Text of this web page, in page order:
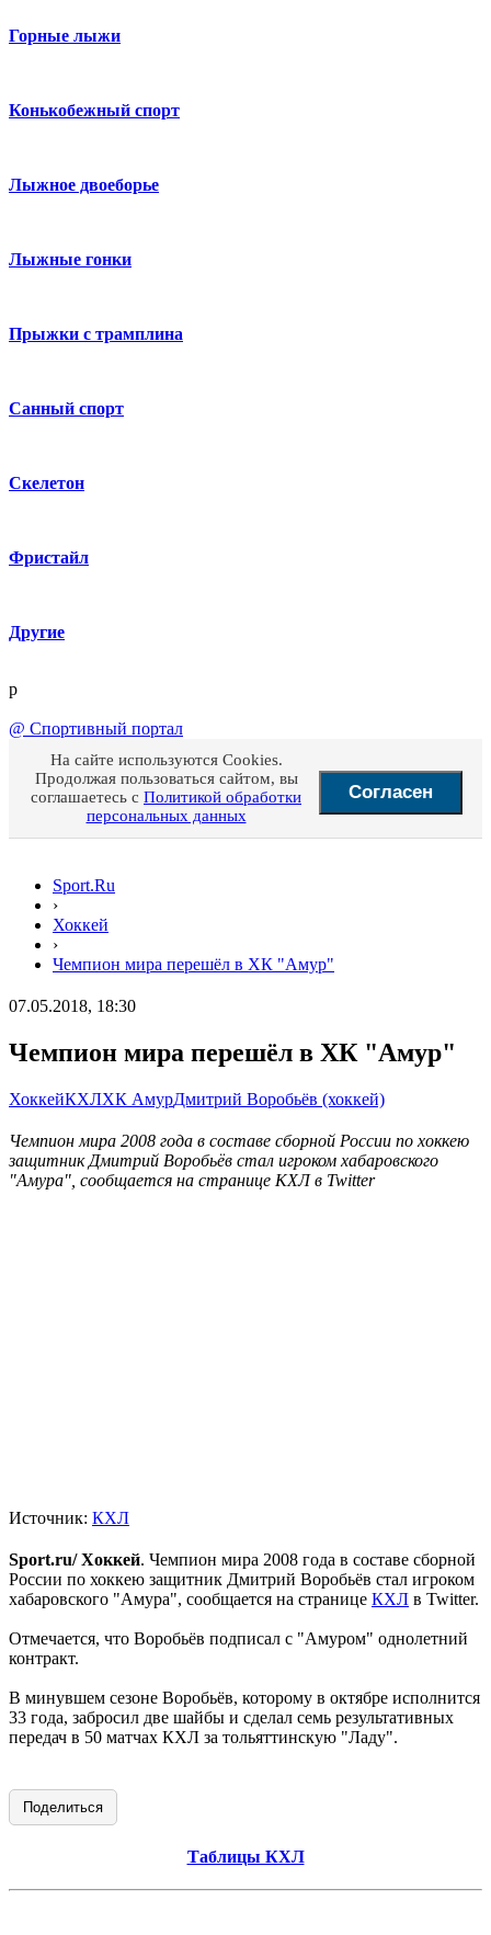
Горные лыжи
Конькобежный спорт
Лыжное двоеборье
Лыжные гонки
Прыжки с трамплина
Санный спорт
Скелетон
Фристайл
Другие
p
@ Спортивный портал
На сайте используются Cookies.
Продолжая пользоваться сайтом, вы
соглашаетесь с Политикой обработки
персональных данных
Согласен
Sport.Ru
›
Хоккей
›
Чемпион мира перешёл в ХК "Амур"
07.05.2018, 18:30
Чемпион мира перешёл в ХК "Амур"
ХоккейКХЛХК АмурДмитрий Воробьёв (хоккей)
Чемпион мира 2008 года в составе сборной России по хоккею
защитник Дмитрий Воробьёв стал игроком хабаровского
"Амура", сообщается на странице КХЛ в Twitter
Источник: КХЛ
Sport.ru/ Хоккей. Чемпион мира 2008 года в составе сборной
России по хоккею защитник Дмитрий Воробьёв стал игроком
хабаровского "Амура", сообщается на странице КХЛ в Twitter.
Отмечается, что Воробьёв подписал с "Амуром" однолетний
контракт.
В минувшем сезоне Воробьёв, которому в октябре исполнится
33 года, забросил две шайбы и сделал семь результативных
передач в 50 матчах КХЛ за тольяттинскую "Ладу".
Поделиться
Таблицы КХЛ